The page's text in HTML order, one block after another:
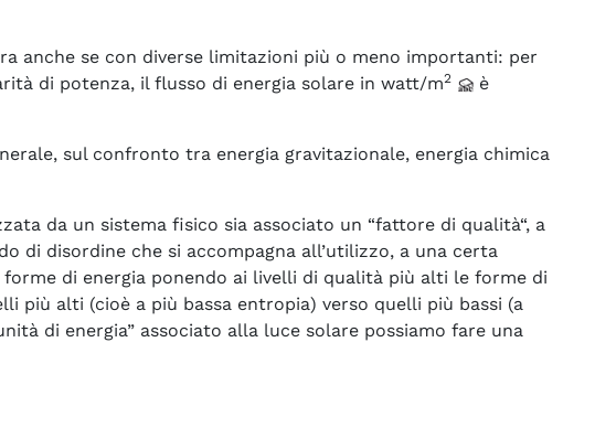
anche se con diverse limitazioni più o meno importanti: per
di potenza, il flusso di energia solare in watt/m2
è
sul confronto tra energia gravitazionale, energia chimica
da un sistema fisico sia associato un “fattore di qualità“, a
di disordine che si accompagna all’utilizzo, a una certa
di energia ponendo ai livelli di qualità più alti le forme di
più alti (cioè a più bassa entropia) verso quelli più bassi (a
di energia” associato alla luce solare possiamo fare una